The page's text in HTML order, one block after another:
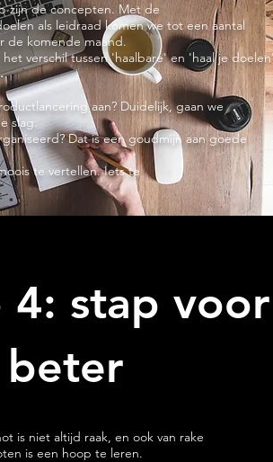
zijn de concepten. Met de
als leidraad komen we tot een aantal
de komende maand.
verschil tussen 'haalbare' en 'haal je
aan? Duidelijk, gaan we
slag.
Dat is een goudmijn aan goede
te vertellen. Iets te
4: stap voor
is niet altijd raak, en ook van rake
is een hoop te leren.